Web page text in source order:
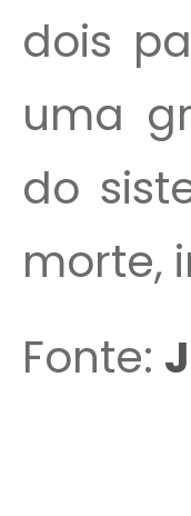
dois
uma
do
morte,
Fonte: